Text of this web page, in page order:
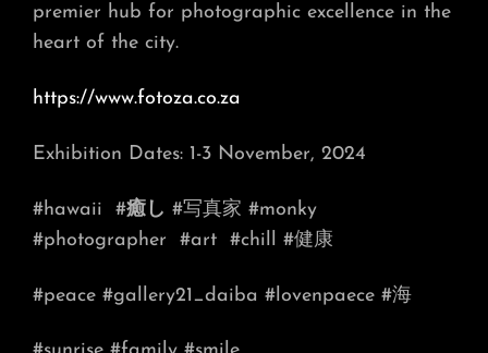
premier hub for photographic excellence in the
heart of the city.
https://www.fotoza.co.za
Exhibition Dates: 1-3 November, 2024
#hawaii #癒し #写真家 #monky
#photographer
#art #chill #健康
#peace #gallery21_daiba #lovenpaece #海